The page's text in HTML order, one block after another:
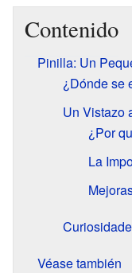
Contenido
Pinilla: Un
¿Dónde se
Un Vistazo
¿Por
La
Véase también